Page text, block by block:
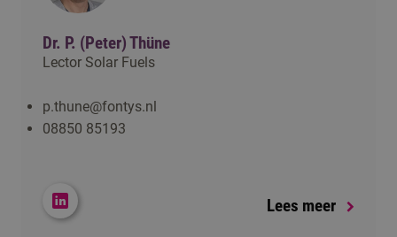
Dr. P. (Peter) Thüne
Lector Solar Fuels
p.thune@fontys.nl
08850 85193
Lees meer